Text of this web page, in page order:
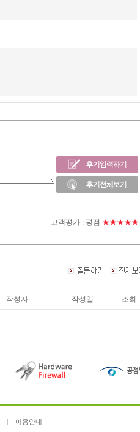
고객평가 : 평점 ★★★★★
작성자 작성일 조회
이용안내